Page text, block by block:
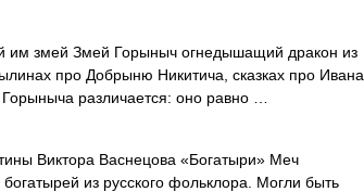
змей Змей Горыныч огнедышащий дракон из
про Добрыню Никитича, сказках про Ивана
различается: оно равно …
Виктора Васнецова «Богатыри» Меч
из русского фольклора. Могли быть